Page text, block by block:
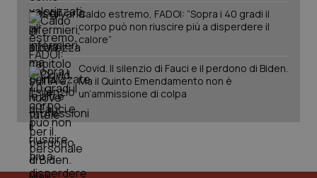
Caldo estremo, FADOI: “Sopra i 40 gradi il
corpo può non riuscire più a disperdere il
calore”
Covid. Il silenzio di Fauci e il perdono di Biden.
Ma il Quinto Emendamento non è
un’ammissione di colpa
PHPSESSID